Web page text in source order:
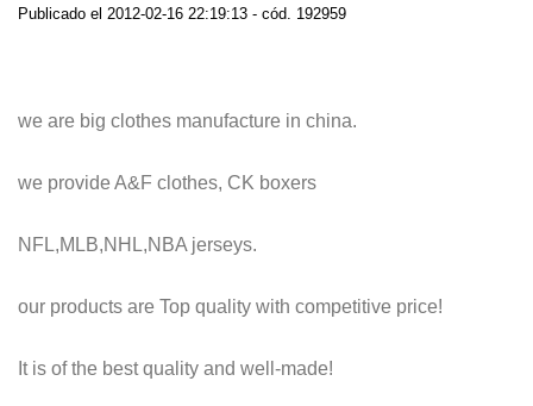
Publicado el 2012-02-16 22:19:13 - cód. 192959
we are big clothes manufacture in china.
we provide A&F clothes, CK boxers
NFL,MLB,NHL,NBA jerseys.
our products are Top quality with competitive price!
It is of the best quality and well-made!